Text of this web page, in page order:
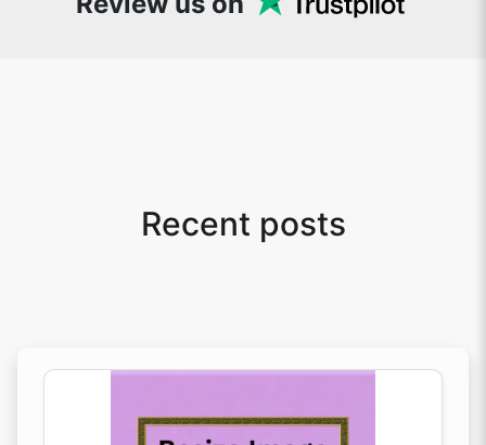
Recent posts